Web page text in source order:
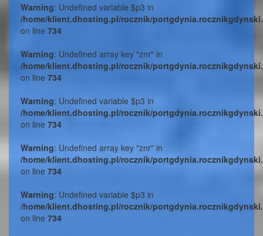
Warning: Undefined variable $p3 in
/home/klient.dhosting.pl/rocznik/
on line 734
Warning: Undefined array key "znr" in
/home/klient.dhosting.pl/rocznik/
on line 734
Warning: Undefined variable $p3 in
/home/klient.dhosting.pl/rocznik/
on line 734
Warning: Undefined array key "znr" in
/home/klient.dhosting.pl/rocznik/
on line 734
Warning: Undefined variable $p3 in
/home/klient.dhosting.pl/rocznik/
on line 734